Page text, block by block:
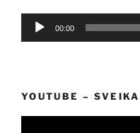
Audio
00:00
YOUTUBE –